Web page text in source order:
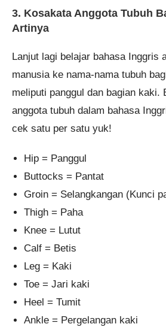
3. Kosakata Anggota Tubuh
Artinya
Lanjut lagi belajar bahasa Inggris
manusia ke nama-nama tubuh
meliputi panggul dan bagian kaki.
anggota tubuh dalam bahasa
cek satu per satu yuk!
Hip = Panggul
Buttocks = Pantat
Groin = Selangkangan (Kunci
Thigh = Paha
Knee = Lutut
Calf = Betis
Leg = Kaki
Toe = Jari kaki
Heel = Tumit
Ankle = Pergelangan kaki